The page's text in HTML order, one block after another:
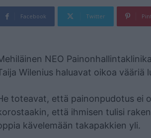
Facebook Twitter
NEO
Wilenius haluavat oikoa
toteavat, että painonpudotus ei
että ihmisen tulisi
kävelemään takapakkien yli.